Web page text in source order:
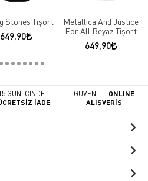
Stones Tişört
649,90
Metallica And Justice
For All Beyaz Tişört
649,90
GÜN İÇİNDE -
İADE
GÜVENLİ - ONLINE
ALIŞVERİŞ